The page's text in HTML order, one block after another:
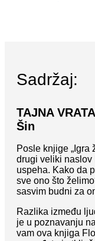
Sadržaj:
TAJNA
Šin
Posle knjige „Igra
drugi veliki naslov
uspeha. Kako da
sve ono što
sasvim budni za
Razlika između
je u poznavanju
vam ova knjiga